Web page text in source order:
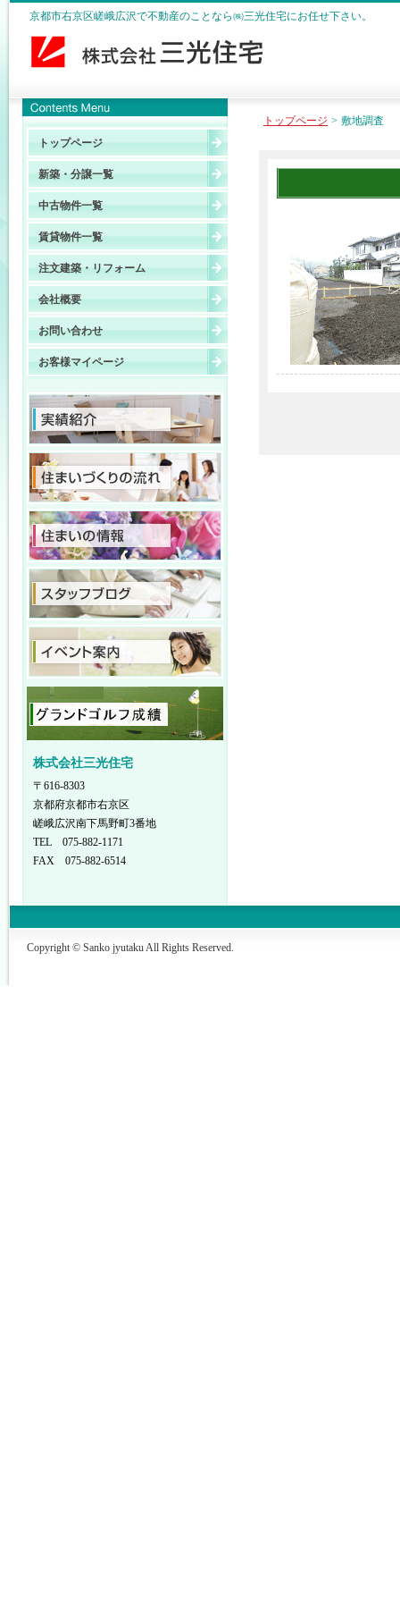
京都市右京区嵯峨広沢で不動産のことなら㈱三光住宅にお任せ下さい。
トップページ
新築・分譲一覧
中古物件一覧
賃貸物件一覧
注文建築・リフォーム
会社概要
お問い合わせ
お客様マイページ
株式会社三光住宅
〒616-8303
京都府京都市右京区
嵯峨広沢南下馬野町3番地
TEL 075-882-1171
FAX 075-882-6514
トップページ > 敷地調査
Copyright © Sanko jyutaku All Rights Reserved.